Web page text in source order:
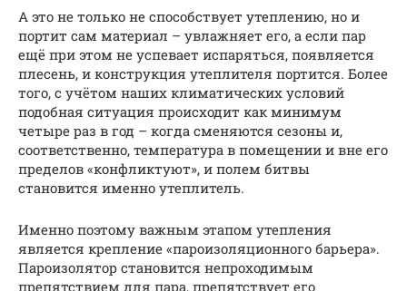
А это не только не способствует утеплению, но и
портит сам материал – увлажняет его, а если пар
ещё при этом не успевает испаряться, появляется
плесень, и конструкция утеплителя портится. Более
того, с учётом наших климатических условий
подобная ситуация происходит как минимум
четыре раз в год – когда сменяются сезоны и,
соответственно, температура в помещении и вне его
пределов «конфликтуют», и полем битвы
становится именно утеплитель.
Именно поэтому важным этапом утепления
является крепление «пароизоляционного барьера».
Пароизолятор становится непроходимым
препятствием для пара, препятствует его